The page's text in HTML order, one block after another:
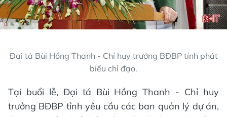
Đại tá Bùi Hồng Thanh - Chỉ huy trưởng BĐBP tỉnh phát
biểu chỉ đạo.
Tại buổi lễ, Đại tá Bùi Hồng Thanh - Chỉ huy
trưởng BĐBP tỉnh yêu cầu các ban quản lý dự án,